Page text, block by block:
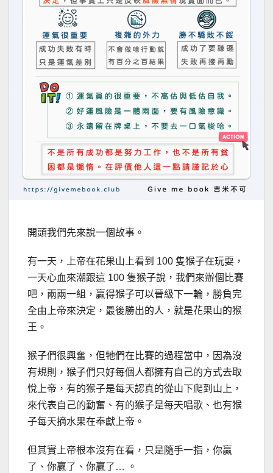
開頭我們先來說一個故事。
有一天，上帝在花果山上看到 100 隻猴子在玩耍，
一天心血來潮跟這 100 隻猴子說，我們來辦個比賽
吧，兩兩一組，贏得猴子可以晉級下一輪，勝負完
全由上帝來決定，最後勝出的人，就是花果山的猴
王。
猴子們很興奮，但牠們在比賽的過程當中，因為沒
有規則，猴子們只好每個人都擁有自己的方式去取
悅上帝，有的猴子是每天認真的從山下爬到山上，
來代表自己的勤奮、有的猴子是每天唱歌、也有猴
子每天摘水果在奉獻上帝。
但其實上帝根本沒有在看，只是隨手一指，你贏
了、你贏了、你贏了… 。